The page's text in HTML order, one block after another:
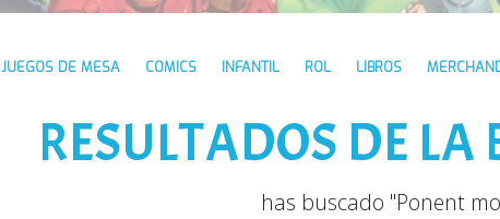
JUEGOS DE MESA COMICS INFANTIL ROL LIBROS
RESULTADOS DE
has buscado "Ponent